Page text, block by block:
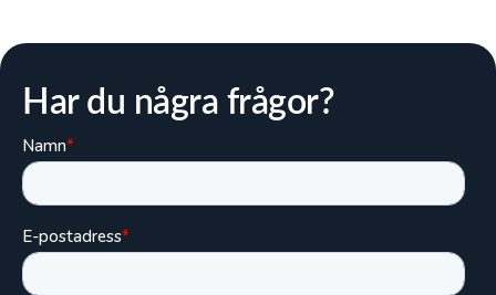
Har du några frågor?